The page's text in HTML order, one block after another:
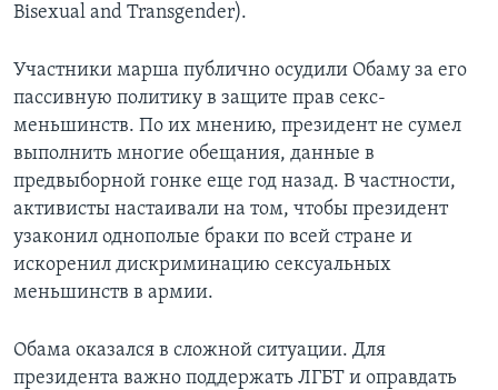
АМЕРИКА. БОЛЬШОЕ ПУТЕШЕСТВИЕ
ПОДПИСКА НА НОВОСТИ
Learning English
СОЦИАЛЬНЫЕ СЕТИ
Языки
Bisexual and Transgender).
Участники марша публично осудили Обаму за его
пассивную политику в защите прав секс-
меньшинств. По их мнению, президент не сумел
выполнить многие обещания, данные в
предвыборной гонке еще год назад. В частности,
активисты настаивали на том, чтобы президент
узаконил однополые браки по всей стране и
искоренил дискриминацию сексуальных
меньшинств в армии.
Обама оказался в сложной ситуации. Для
президента важно поддержать ЛГБТ и оправдать